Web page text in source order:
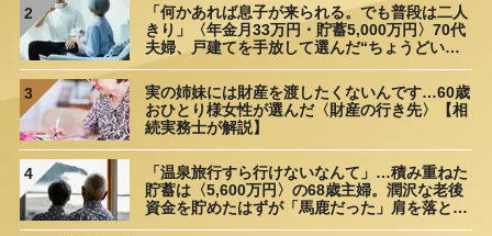
2
「何かあれば息子が来られる。でも普段は二人
きり」〈年金月33万円・貯蓄5,000万円〉70代
夫婦、戸建てを手放して選んだ“ちょうどいい
距離”
3
実の姉妹には財産を渡したくないんです…60歳
おひとり様女性が選んだ〈財産の行き先〉【相
続実務士が解説】
4
「温泉旅行すら行けないなんて」…積み重ねた
貯蓄は〈5,600万円〉の68歳主婦。潤沢な老後
資金を貯めたはずが「馬鹿だった」肩を落とす
理由